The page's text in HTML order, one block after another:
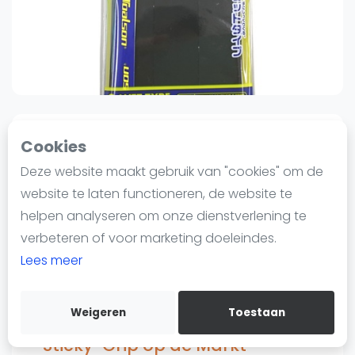
Cookies
Deze website maakt gebruik van "cookies" om de
website te laten functioneren, de website te
helpen analyseren om onze dienstverlening te
verbeteren of voor marketing doeleindes.
Lees meer
Weigeren Toestaan
Vragen over padel
Padelgear
Informatie
Over ons
Contact
Adverteren
Insights
WhatsApp
Join WhatsApp Community
1 0 Sinds 11 april 2025 08:25
Padel Sportswear
Toalson padel overgrip
"sticky" zwart
€650
Verzenden
Toalson Overgrip – De Beste
"Sticky" Grip op de Markt